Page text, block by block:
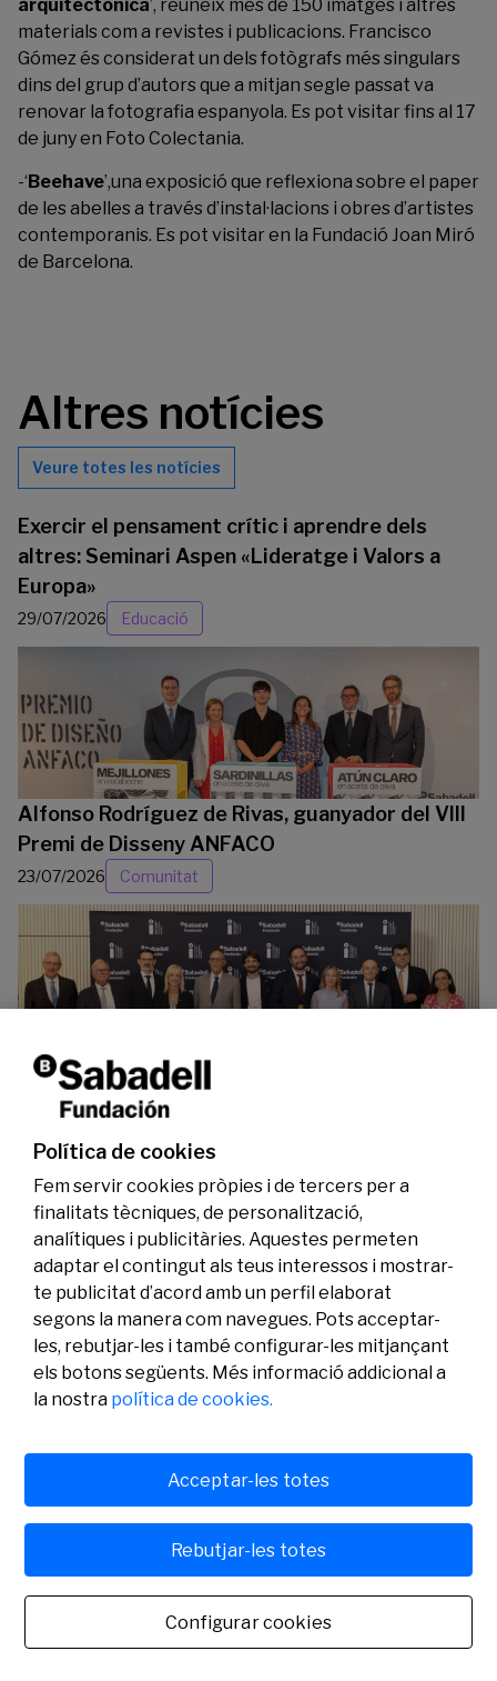
arquitectònica’, reuneix més de 150 imatges i altres
materials com a revistes i publicacions. Francisco
Gómez és considerat un dels fotògrafs més singulars
dins del grup d’autors que a mitjan segle passat va
renovar la fotografia espanyola. Es pot visitar fins al 17
de juny en Foto Colectania.
-‘Beehave’,una exposició que reflexiona sobre el paper
de les abelles a través d’instal·lacions i obres d’artistes
contemporanis. Es pot visitar en la Fundació Joan Miró
de Barcelona.
Altres notícies
Veure totes les notícies
Exercir el pensament crític i aprendre dels
altres: Seminari Aspen «Lideratge i Valors a
Europa»
29/07/2026 Educació
Alfonso Rodríguez de Rivas, guanyador del VIII
Premi de Disseny ANFACO
23/07/2026 Comunitat
La Fundació Banc Sabadell reconeix a dos
investigadors en els àmbits de l’edició del
genoma i l’energia neta
Legal
Avís legal
Activitat
Convocatòries
Social
Política de cookies
Fem servir cookies pròpies i de tercers per a
finalitats tècniques, de personalització,
analítiques i publicitàries. Aquestes permeten
adaptar el contingut als teus interessos i mostrar-
te publicitat d’acord amb un perfil elaborat
segons la manera com navegues. Pots acceptar-
les, rebutjar-les i també configurar-les mitjançant
els botons següents. Més informació addicional a
la nostra política de cookies.
Configurar cookies
Rebutjar-les totes
Acceptar-les totes